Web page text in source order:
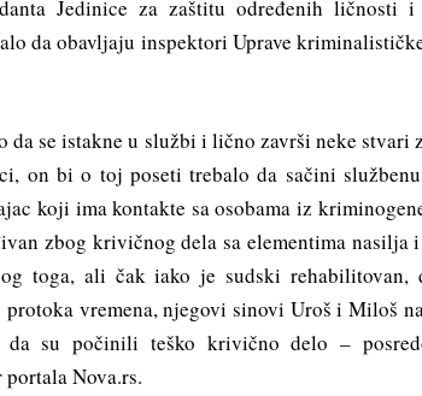
Jedinice za zaštitu određenih ličnosti i
da obavljaju inspektori Uprave
se istakne u službi i lično završi neke stvari
on bi o toj poseti trebalo da sačini
koji ima kontakte sa osobama iz
zbog krivičnog dela sa elementima nasilja
toga, ali čak iako je sudski rehabilitovan,
protoka vremena, njegovi sinovi Uroš i Miloš
da su počinili teško krivično delo –
Nova.rs.